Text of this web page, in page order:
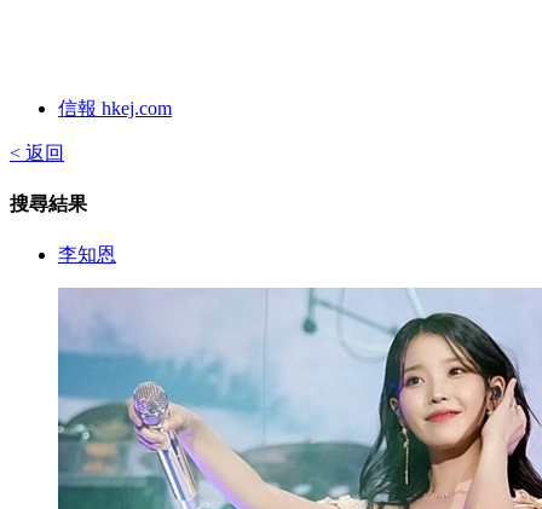
信報 hkej.com
< 返回
搜尋結果
李知恩